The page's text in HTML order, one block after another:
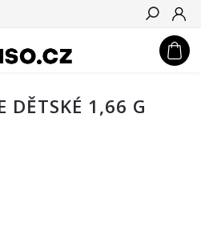
Hledat
DĚTSKÉ 1,66 G